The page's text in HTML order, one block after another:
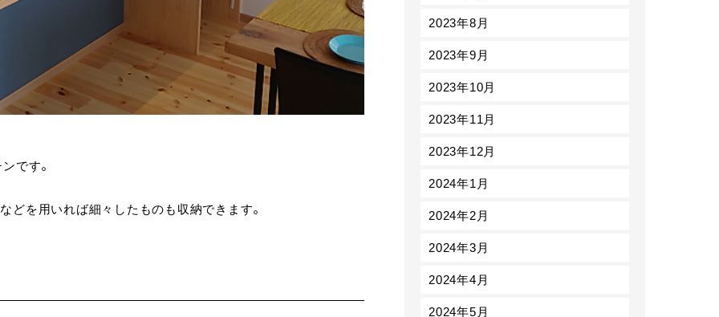
です。
どを用いれば細々したものも収納できます。
2023年8月
2023年9月
2023年10月
2023年11月
2023年12月
2024年1月
2024年2月
2024年3月
2024年4月
2024年5月